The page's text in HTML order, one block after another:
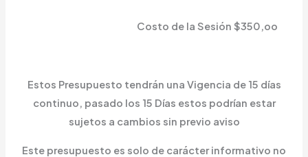
Costo de la Sesión $350,oo
Estos Presupuesto tendrán una Vigencia de 15 días
continuo, pasado los 15 Días estos podrían estar
sujetos a cambios sin previo aviso
Este presupuesto es solo de carácter informativo no